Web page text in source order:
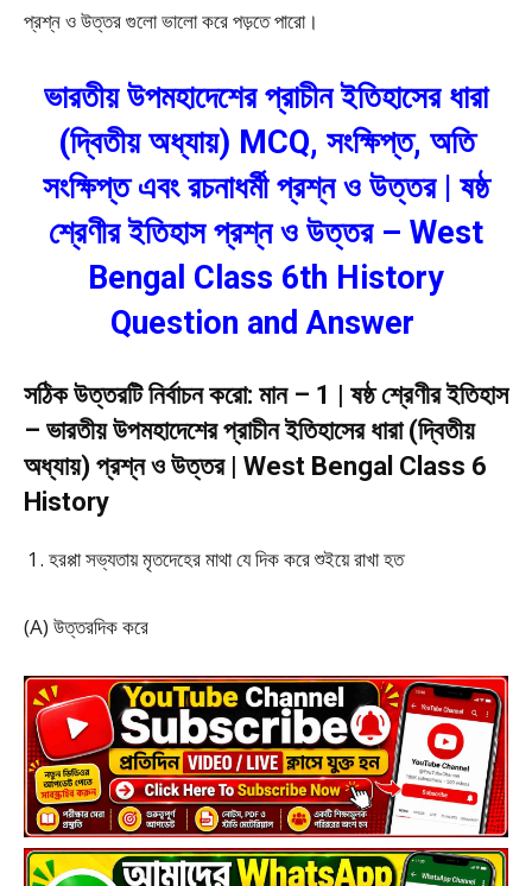
প্রশ্ন ও উত্তর গুলো ভালো করে পড়তে পারো।
ভারতীয় উপমহাদেশের প্রাচীন ইতিহাসের ধারা
(দ্বিতীয় অধ্যায়) MCQ, সংক্ষিপ্ত, অতি
সংক্ষিপ্ত এবং রচনাধর্মী প্রশ্ন ও উত্তর | ষষ্ঠ
শ্রেণীর ইতিহাস প্রশ্ন ও উত্তর – West
Bengal Class 6th History
Question and Answer
সঠিক উত্তরটি নির্বাচন করো: মান – 1 | ষষ্ঠ শ্রেণীর ইতিহাস
– ভারতীয় উপমহাদেশের প্রাচীন ইতিহাসের ধারা (দ্বিতীয়
অধ্যায়) প্রশ্ন ও উত্তর | West Bengal Class 6
History
হরপ্পা সভ্যতায় মৃতদেহের মাথা যে দিক করে শুইয়ে রাখা হত
(A) উত্তরদিক করে